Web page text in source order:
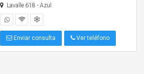
Lavalle 618 - Azul
Enviar consulta Ver teléfono